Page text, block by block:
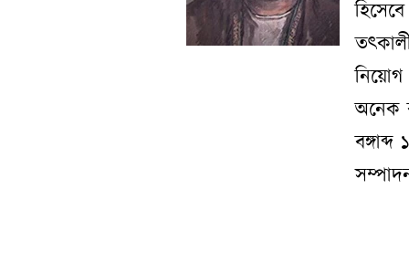
অনেক